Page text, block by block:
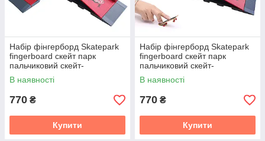
Набір фінгерборд Skatepark
fingerboard скейт парк
пальчиковий скейт-
фінгерборд 2 скейти у
комплекті
В наявності
770 ₴
Купити
Набір фінгерборд Skatepark
fingerboard скейт парк
пальчиковий скейт-
фінгерборд 2 скейти у
комплекті
В наявності
770 ₴
Купити